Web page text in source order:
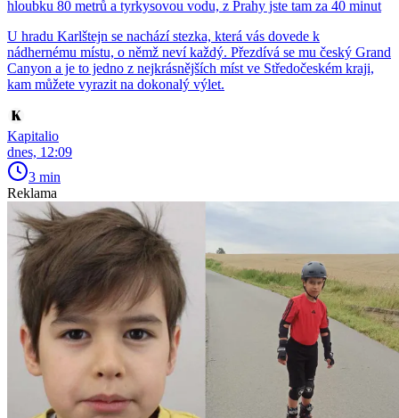
hloubku 80 metrů a tyrkysovou vodu, z Prahy jste tam za 40 minut
U hradu Karlštejn se nachází stezka, která vás dovede k
nádhernému místu, o němž neví každý. Přezdívá se mu český Grand
Canyon a je to jedno z nejkrásnějších míst ve Středočeském kraji,
kam můžete vyrazit na dokonalý výlet.
Kapitalio
dnes, 12:09
3 min
Reklama